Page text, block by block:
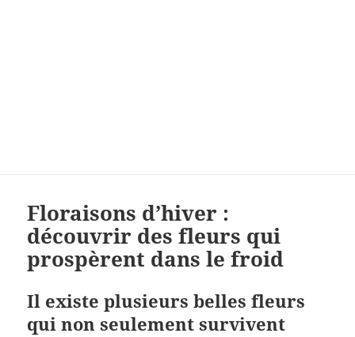
Floraisons d’hiver :
découvrir des fleurs qui
prospèrent dans le froid
Il existe plusieurs belles fleurs
qui non seulement survivent